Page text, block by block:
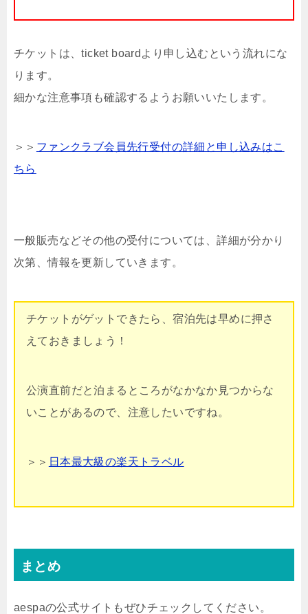
チケットは、ticket boardより申し込むという流れにな
ります。
細かな注意事項も確認するようお願いいたします。
＞＞ ファンクラブ会員先行受付の詳細と申し込みはこ
ちら
一般販売などその他の受付については、詳細が分かり
次第、情報を更新していきます。
チケットがゲットできたら、宿泊先は早めに押さ
えておきましょう！
公演直前だと泊まるところがなかなか見つからな
いことがあるので、注意したいですね。
＞＞ 日本最大級の楽天トラベル
まとめ
aespaの公式サイトもぜひチェックしてください。